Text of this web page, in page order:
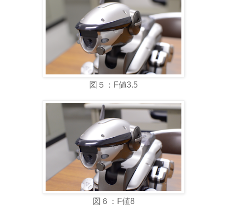
図５：F値3.5
図６：F値8